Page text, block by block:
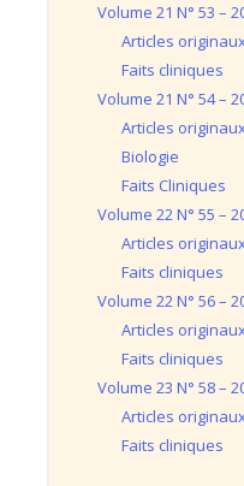
Volume 21 N° 53 –
Articles
Faits cliniques
Volume 21 N° 54 –
Articles
Biologie
Faits Cliniques
Volume 22 N° 55 –
Articles
Faits cliniques
Volume 22 N° 56 –
Articles
Faits cliniques
Volume 23 N° 58 –
Articles
Faits cliniques